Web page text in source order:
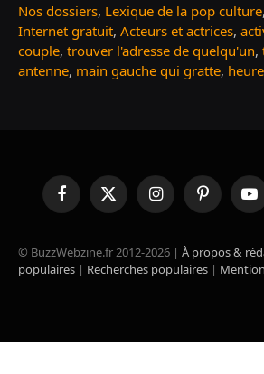
Nos dossiers, Lexique de la pop culture,
Internet gratuit, Acteurs et actrices,
couple, trouver l'adresse de quelqu'un,
antenne, main gauche qui gratte,
FacebookX
(Twitter)
InstagramPinterest
© BuzzWebzine.fr 2012-2026 | À propos &
populaires | Recherches populaires |